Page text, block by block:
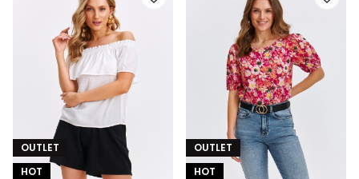
OUTLET
HOT
OUTLET
HOT